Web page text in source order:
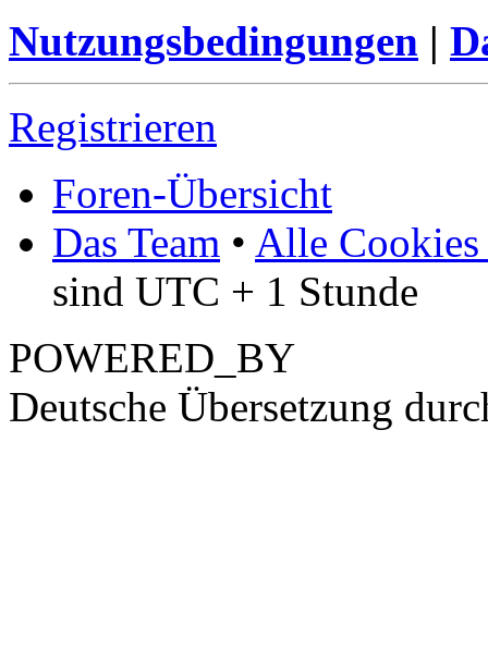
Nutzungsbedingungen |
Registrieren
Foren-Übersicht
Das Team • Alle Cookies
sind UTC + 1 Stunde
POWERED_BY
Deutsche Übersetzung